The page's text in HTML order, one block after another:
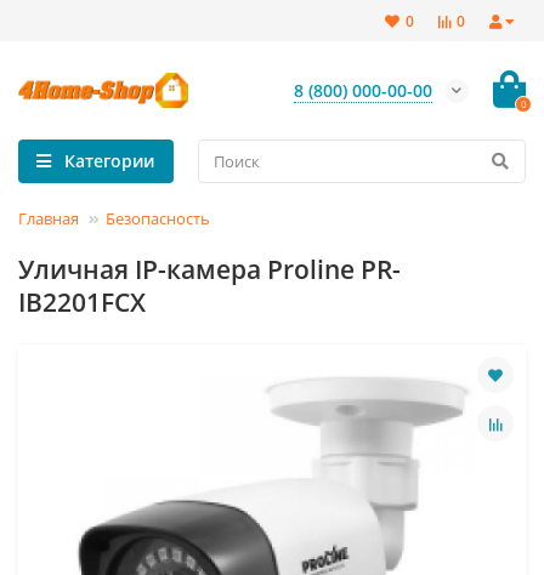
0
0
8 (800) 000-00-00
0
Категории
Главная Безопасность
Уличная IP-камера Proline PR-
IB2201FCX